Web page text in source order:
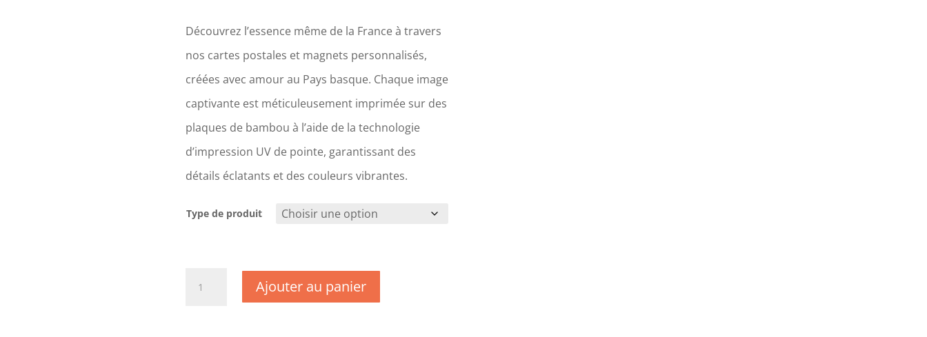
Découvrez l’essence même de la France à travers
nos cartes postales et magnets personnalisés,
créées avec amour au Pays basque. Chaque image
captivante est méticuleusement imprimée sur des
plaques de bambou à l’aide de la technologie
d’impression UV de pointe, garantissant des
détails éclatants et des couleurs vibrantes.
Type de produit
Ajouter au panier